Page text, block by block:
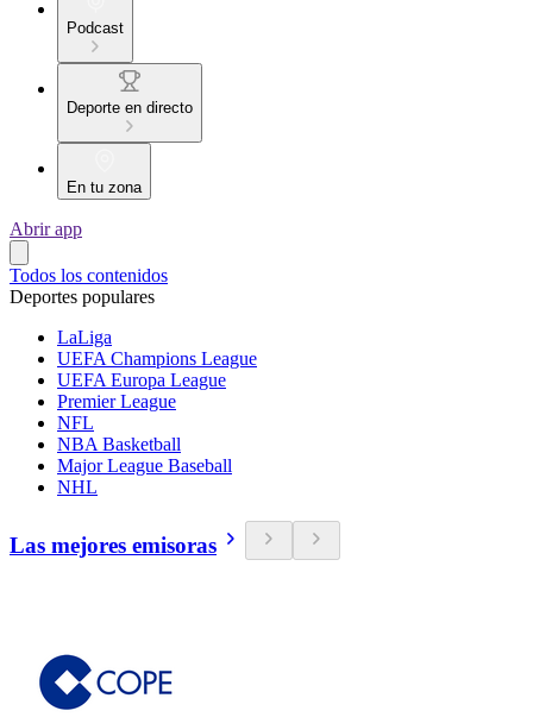
Podcast
Deporte en directo
En tu zona
Abrir app
Todos los contenidos
Deportes populares
LaLiga
UEFA Champions League
UEFA Europa League
Premier League
NFL
NBA Basketball
Major League Baseball
NHL
Las mejores emisoras